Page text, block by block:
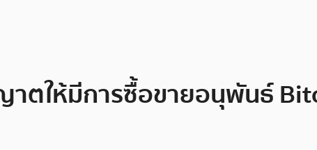
ตให้มีการซื้อขายอนุพันธ์